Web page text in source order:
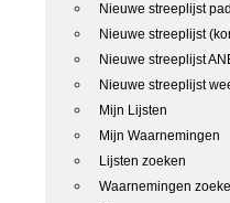
Nieuwe streeplijst
Nieuwe streeplijst
Nieuwe streeplijst
Nieuwe streeplijst
Mijn Lijsten
Mijn Waarnemingen
Lijsten zoeken
Waarnemingen